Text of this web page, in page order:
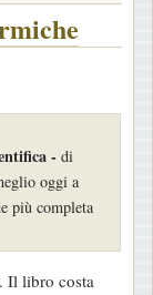
- di
oggi a
più completa
Il libro costa